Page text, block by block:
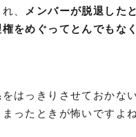
、
メンバーが脱退した
権をめぐってとんでもな
はっきりさせておかな
ったときが怖いですよね